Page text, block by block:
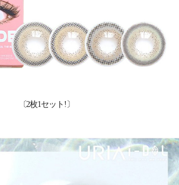
〔2枚1セット!〕